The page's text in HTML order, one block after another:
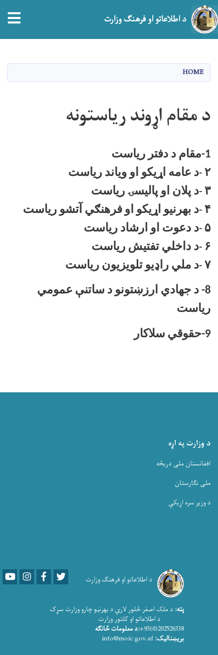
د اطلاعاتو او فرهنګ وزارت
HOME
د مقام اړوند ریاستونه
1-مقام د دفتر رياست
۲ -د عامه اړيکو او وياند رياست
۳ -د پلان او پاليسۍ رياست
۴ -د بهرنيو اړيکو او فرهنګي آتشو رياست
۵ -د دعوت او ارشاد رياست
۶ -د داخلي تفتيش رياست
۷ -د ملي راډيو تلويزيون رياست
8- د جهادي ارزښتونو د ساتنې عمومي
رياست
9-حقوقي سلاکار
د وزارت په اړه
افغانستان ملی دریڅه
ملی نگارستان
د وزیر سره اړیکې
د اطلاعاتو او فرهنګ وزارت YoutubeLinkedInFacebook
پته: د ملک اصغر څلور لاري د بهرنیو چارو وزارت سړک
د اطلاعاتو او کلتور وزارت
202526338(0)93+
:د معلومات څانګه
بریښنالیک: info@moic.gov.af